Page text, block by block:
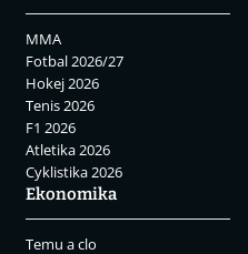
MMA
Fotbal 2026/27
Hokej 2026
Tenis 2026
F1 2026
Atletika 2026
Cyklistika 2026
Ekonomika
Temu a clo